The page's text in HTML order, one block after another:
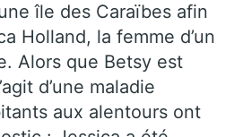
île des Caraïbes afin
Holland, la femme d’un
Alors que Betsy est
d’une maladie
aux alentours ont